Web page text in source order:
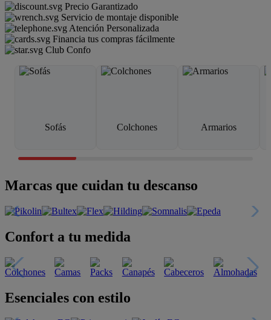
Precio Garantizado
Servicio de montaje disponible
Atención Personalizada
Financia tus compras fácilmente
Club Confo
Sofás Colchones Armarios
Marcas que cuidan tu descanso
Confort a tu medida
Esenciales con estilo